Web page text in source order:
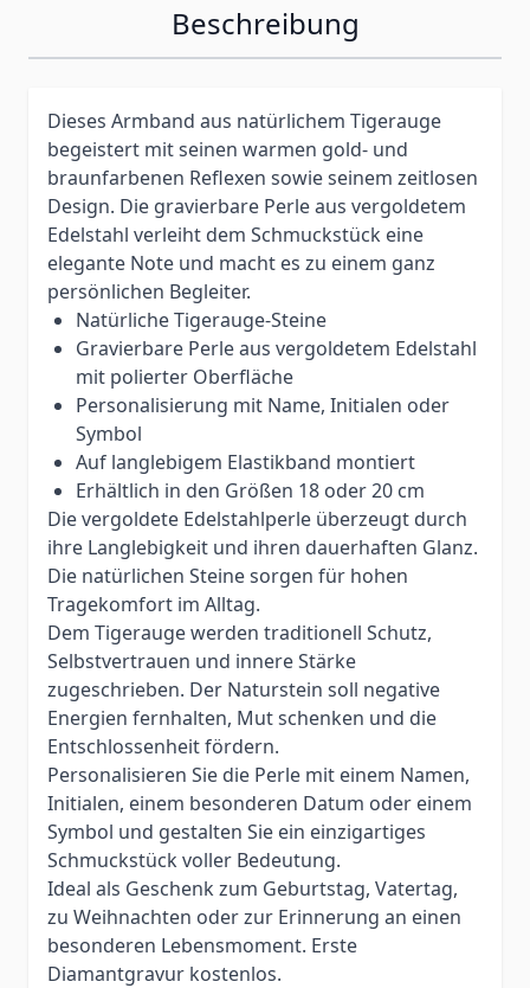
Beschreibung
Dieses Armband aus natürlichem Tigerauge
begeistert mit seinen warmen gold- und
braunfarbenen Reflexen sowie seinem zeitlosen
Design. Die gravierbare Perle aus vergoldetem
Edelstahl verleiht dem Schmuckstück eine
elegante Note und macht es zu einem ganz
persönlichen Begleiter.
Natürliche Tigerauge-Steine
Gravierbare Perle aus vergoldetem Edelstahl
mit polierter Oberfläche
Personalisierung mit Name, Initialen oder
Symbol
Auf langlebigem Elastikband montiert
Erhältlich in den Größen 18 oder 20 cm
Die vergoldete Edelstahlperle überzeugt durch
ihre Langlebigkeit und ihren dauerhaften Glanz.
Die natürlichen Steine sorgen für hohen
Tragekomfort im Alltag.
Dem Tigerauge werden traditionell Schutz,
Selbstvertrauen und innere Stärke
zugeschrieben. Der Naturstein soll negative
Energien fernhalten, Mut schenken und die
Entschlossenheit fördern.
Personalisieren Sie die Perle mit einem Namen,
Initialen, einem besonderen Datum oder einem
Symbol und gestalten Sie ein einzigartiges
Schmuckstück voller Bedeutung.
Ideal als Geschenk zum Geburtstag, Vatertag,
zu Weihnachten oder zur Erinnerung an einen
besonderen Lebensmoment. Erste
Diamantgravur kostenlos.